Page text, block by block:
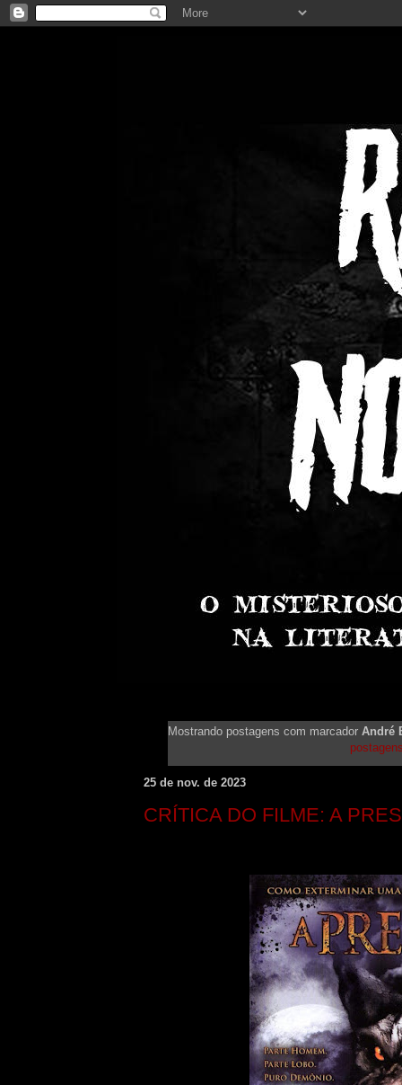
Mostrando postagens com marcador André
25 de nov. de 2023
CRÍTICA DO FILME: A